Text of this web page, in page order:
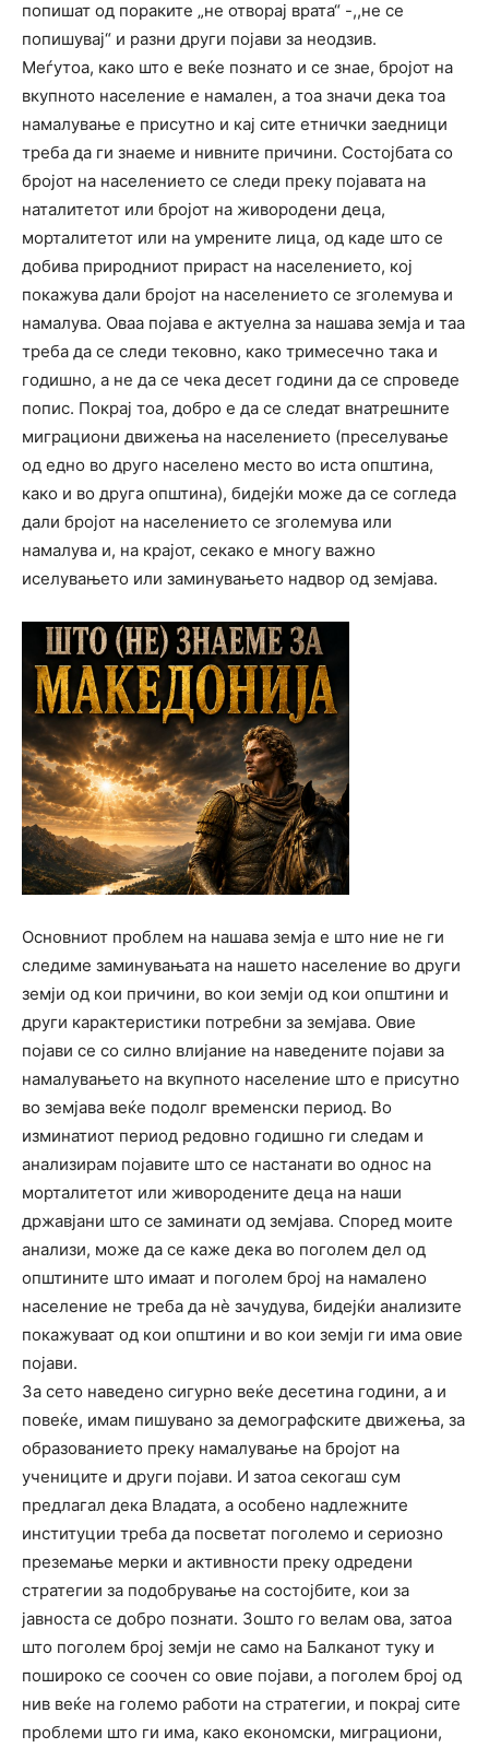
попишат од пораките „не отворај врата“ -,,не се
попишувај“ и разни други појави за неодзив.
Меѓутоа, како што е веќе познато и се знае, бројот на
вкупното население е намален, а тоа значи дека тоа
намалување е присутно и кај сите етнички заедници
треба да ги знаеме и нивните причини. Состојбата со
бројот на населението се следи преку појавата на
наталитетот или бројот на живородени деца,
морталитетот или на умрените лица, од каде што се
добива природниот прираст на населението, кој
покажува дали бројот на населението се зголемува и
намалува. Оваа појава е актуелна за нашава земја и таа
треба да се следи тековно, како тримесечно така и
годишно, а не да се чека десет години да се спроведе
попис. Покрај тоа, добро е да се следат внатрешните
миграциони движења на населението (преселување
од едно во друго населено место во иста општина,
како и во друга општина), бидејќи може да се согледа
дали бројот на населението се зголемува или
намалува и, на крајот, секако е многу важно
иселувањето или заминувањето надвор од земјава.
Основниот проблем на нашава земја е што ние не ги
следиме заминувањата на нашето население во други
земји од кои причини, во кои земји од кои општини и
други карактеристики потребни за земјава. Овие
појави се со силно влијание на наведените појави за
намалувањето на вкупното население што е присутно
во земјава веќе подолг временски период. Во
изминатиот период редовно годишно ги следам и
анализирам појавите што се настанати во однос на
морталитетот или живородените деца на наши
државјани што се заминати од земјава. Според моите
анализи, може да се каже дека во поголем дел од
општините што имаат и поголем број на намалено
население не треба да нѐ зачудува, бидејќи анализите
покажуваат од кои општини и во кои земји ги има овие
појави.
За сето наведено сигурно веќе десетина години, а и
повеќе, имам пишувано за демографските движења, за
образованието преку намалување на бројот на
учениците и други појави. И затоа секогаш сум
предлагал дека Владата, а особено надлежните
институции треба да посветат поголемо и сериозно
преземање мерки и активности преку одредени
стратегии за подобрување на состојбите, кои за
јавноста се добро познати. Зошто го велам ова, затоа
што поголем број земји не само на Балканот туку и
пошироко се соочен со овие појави, а поголем број од
нив веќе на големо работи на стратегии, и покрај сите
проблеми што ги има, како економски, миграциони,